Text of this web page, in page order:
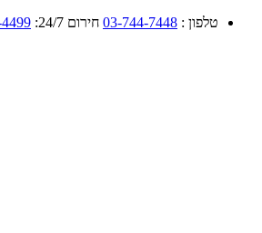
טלפון : 03-744-7448 חירום 24/7: